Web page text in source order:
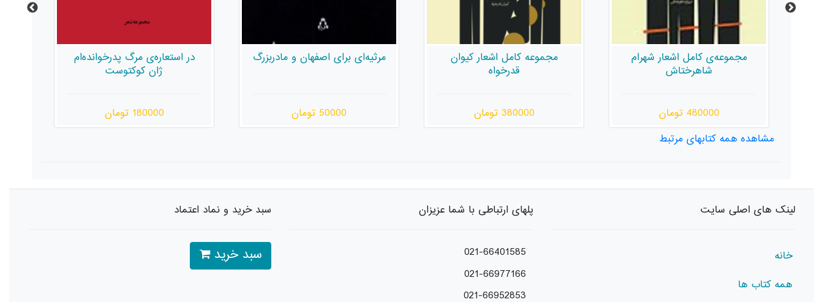
در استعاره‌ی مرگ پدرخوانده‌ام
ژان کوکتوست
180000 تومان
مرثیه‌ای برای اصفهان و مادربزرگ
50000 تومان
مجموعه کامل اشعار کیوان
قدرخواه
380000 تومان
مجموعه‌ی کامل اشعار شهرام
شاهرختاش
480000 تومان
مشاهده همه کتابهای مرتبط
لینک های اصلی سایت
خانه
همه کتاب ها
پلهای ارتباطی با شما عزیزان
021-66401585
021-66977166
021-66952853
سبد خرید و نماد اعتماد
سبد خرید